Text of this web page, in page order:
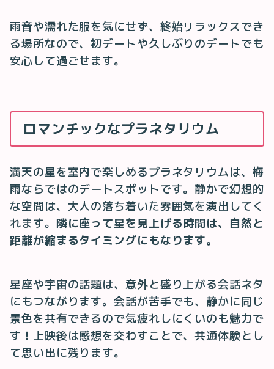
雨音や濡れた服を気にせず、終始リラックスでき
る場所なので、初デートや久しぶりのデートでも
安心して過ごせます。
ロマンチックなプラネタリウム
満天の星を室内で楽しめるプラネタリウムは、梅
雨ならではのデートスポットです。静かで幻想的
な空間は、大人の落ち着いた雰囲気を演出してく
れます。 隣に座って星を見上げる時間は、自然と
距離が縮まるタイミングにもなります。
星座や宇宙の話題は、意外と盛り上がる会話ネタ
にもつながります。会話が苦手でも、静かに同じ
景色を共有できるので気疲れしにくいのも魅力で
す！上映後は感想を交わすことで、共通体験とし
て思い出に残ります。